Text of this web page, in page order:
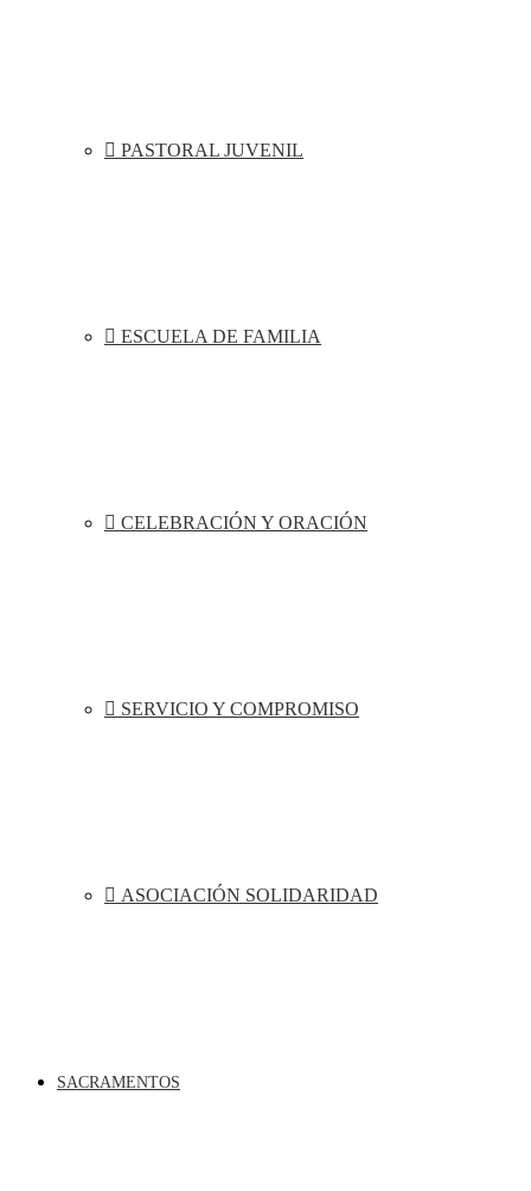
PASTORAL JUVENIL
ESCUELA DE FAMILIA
CELEBRACIÓN Y ORACIÓN
SERVICIO Y COMPROMISO
ASOCIACIÓN SOLIDARIDAD
SACRAMENTOS